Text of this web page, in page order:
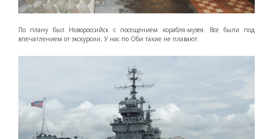
По плану был Новороссийск с посещением корабля-музея. Все были под
впечатлением от экскурсии. У нас по Оби такие не плавают.